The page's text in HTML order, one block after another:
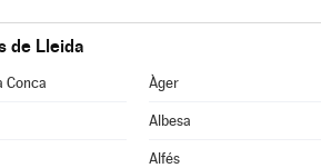
de Lleida
Conca Àger
Albesa
Alfés